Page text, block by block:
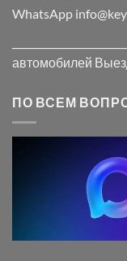
WhatsApp
автомобилей
ПО ВСЕМ